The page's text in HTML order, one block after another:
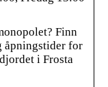
Finn
åpningstider for
i Frosta